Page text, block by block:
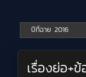
ปีที่ฉาย 2016
เรื่องย่อ+